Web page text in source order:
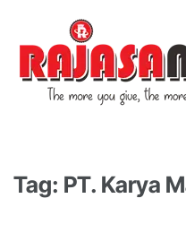
Tag: PT. Karya